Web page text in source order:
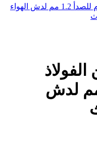
للصدأ 1.2 مم لدش